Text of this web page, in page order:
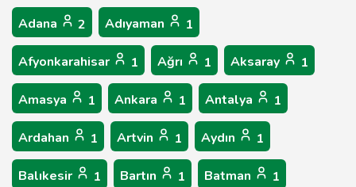
Adana 2 Adıyaman 1
Afyonkarahisar 1 Ağrı 1 Aksaray 1
Amasya 1 Ankara 1 Antalya 1
Ardahan 1 Artvin 1 Aydın 1
Balıkesir 1 Bartın 1 Batman 1